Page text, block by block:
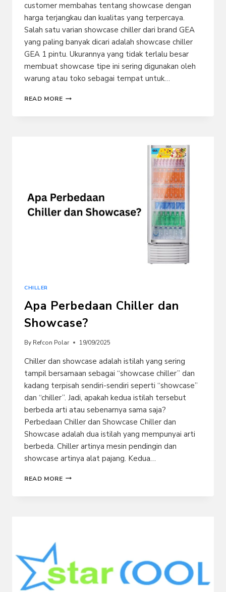
customer membahas tentang showcase dengan
harga terjangkau dan kualitas yang terpercaya.
Salah satu varian showcase chiller dari brand GEA
yang paling banyak dicari adalah showcase chiller
GEA 1 pintu. Ukurannya yang tidak terlalu besar
membuat showcase tipe ini sering digunakan oleh
warung atau toko sebagai tempat untuk…
READ MOREHARGA
CHILLER
Apa Perbedaan Chiller dan
Showcase?
By Refcon Polar 19/09/2025
Chiller dan showcase adalah istilah yang sering
tampil bersamaan sebagai “showcase chiller” dan
kadang terpisah sendiri-sendiri seperti “showcase”
dan “chiller”. Jadi, apakah kedua istilah tersebut
berbeda arti atau sebenarnya sama saja?
Perbedaan Chiller dan Showcase Chiller dan
Showcase adalah dua istilah yang mempunyai arti
berbeda. Chiller artinya mesin pendingin dan
showcase artinya alat pajang. Kedua…
READ MOREAPA